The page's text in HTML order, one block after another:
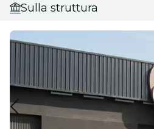
Sulla struttura